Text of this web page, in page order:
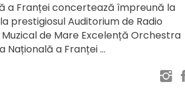
a Franței concertează împreună la
prestigiosul Auditorium de Radio
de Mare Excelență Orchestra
Națională a Franței